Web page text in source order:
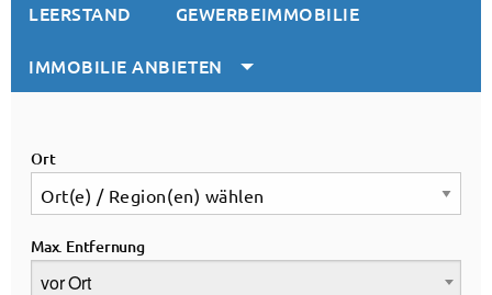
Leerstandsp
ortal
Landkreis Hof
LEERSTAND GEWERBEIMMOBILIE
IMMOBILIE ANBIETEN
Ort
Ort(e) / Region(en) wählen
Max. Entfernung
vor Ort